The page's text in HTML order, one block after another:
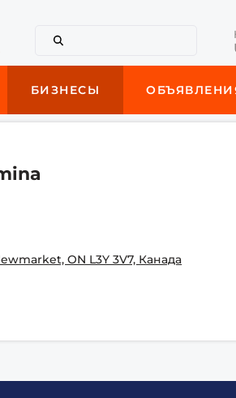
БИЗНЕСЫ
ON L3Y 3V7, Канада